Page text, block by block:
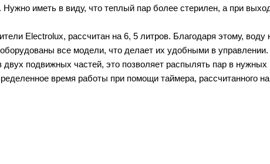
иметь в виду, что теплый пар более стерилен, а при
Electrolux, рассчитан на 6, 5 литров. Благодаря этому, воду
все модели, что делает их удобными в управлении.
подвижных частей, это позволяет распылять пар в нужных
время работы при помощи таймера, рассчитанного